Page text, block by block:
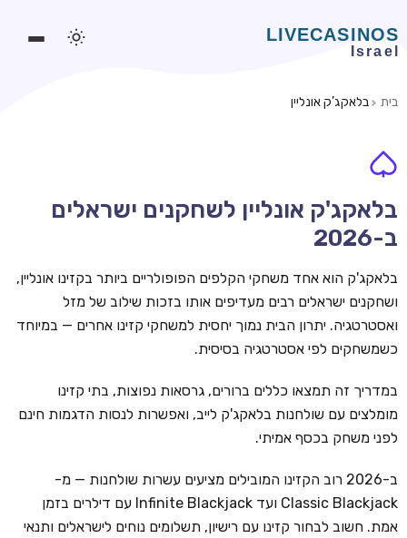
משחקים חינמיים
סלוטים אונליין
מדריכי קזינו
מונדיאל 2026 הימורים
בלאקג'ק אונליין
בונוסים בקזינו אונליין
קזינו קריפטו
קזינו PayPal
טורנירי קזינו
בית בלאקג’ק אונליין
בלאקג'ק אונליין לשחקנים ישראלים
ב-2026
בלאקג'ק הוא אחד משחקי הקלפים הפופולריים ביותר בקזינו אונליין,
ושחקנים ישראלים רבים מעדיפים אותו בזכות שילוב של מזל
ואסטרטגיה. יתרון הבית נמוך יחסית למשחקי קזינו אחרים — במיוחד
כשמשחקים לפי אסטרטגיה בסיסית.
במדריך זה תמצאו כללים ברורים, גרסאות נפוצות, בתי קזינו
מומלצים עם שולחנות בלאקג'ק לייב, ואפשרות לנסות הדגמות חינם
לפני משחק בכסף אמיתי.
ב-2026 רוב הקזינו המובילים מציעים עשרות שולחנות — מ-
Classic Blackjack ועד Infinite Blackjack עם דילרים בזמן
אמת. חשוב לבחור קזינו עם רישיון, תשלומים נוחים לישראלים ותנאי